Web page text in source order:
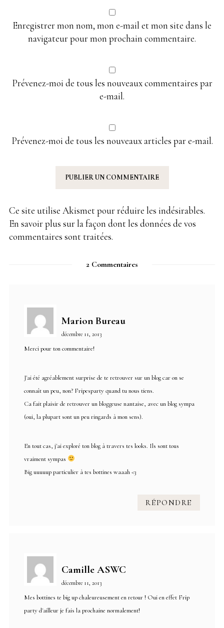
Enregistrer mon nom, mon e-mail et mon site dans le
navigateur pour mon prochain commentaire.
Prévenez-moi de tous les nouveaux commentaires par
e-mail.
Prévenez-moi de tous les nouveaux articles par e-mail.
Ce site utilise Akismet pour réduire les indésirables.
En savoir plus sur la façon dont les données de vos
commentaires sont traitées.
2 Commentaires
Marion Bureau
décembre 11, 2013
Merci pour ton commentaire!
J'ai été agréablement surprise de te retrouver sur un blog car on se
connaît un peu, non? Fripesparty quand tu nous tiens.
Ca fait plaisir de retrouver un bloggeuse nantaise, avec un blog sympa
(oui, la plupart sont un peu ringards à mon sens).
En tout cas, j'ai exploré ton blog à travers tes looks. Ils sont tous
vraiment sympas
Big uuuuup particulier à tes bottines waaah <3
RÉPONDRE
Camille ASWC
décembre 11, 2013
Mes bottines te big up chaleureusement en retour ! Oui en effet Frip
party d'ailleur je fais la prochaine normalement!